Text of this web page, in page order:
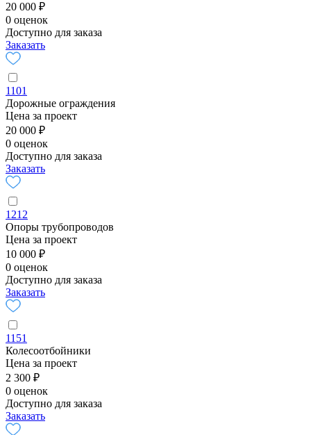
20 000 ₽
0 оценок
Доступно для заказа
Заказать
1101
Дорожные ограждения
Цена за проект
20 000 ₽
0 оценок
Доступно для заказа
Заказать
1212
Опоры трубопроводов
Цена за проект
10 000 ₽
0 оценок
Доступно для заказа
Заказать
1151
Колесоотбойники
Цена за проект
2 300 ₽
0 оценок
Доступно для заказа
Заказать